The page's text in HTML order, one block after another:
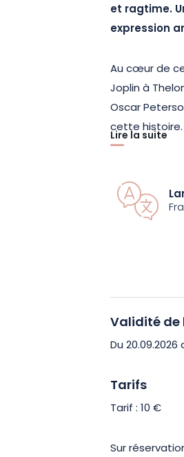
et ragtime.
expression
Au cœur de
Joplin à
Oscar
cette histoire.
jazz du
concert
pour
Lire la suite
Validité de
Du 20.09.2026
Tarifs
Tarif : 10 €
Sur